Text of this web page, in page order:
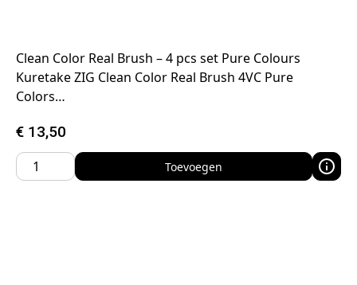
Clean Color Real Brush – 4 pcs set Pure Colours
Kuretake ZIG Clean Color Real Brush 4VC Pure
Colors…
€ 13,50
Toevoegen